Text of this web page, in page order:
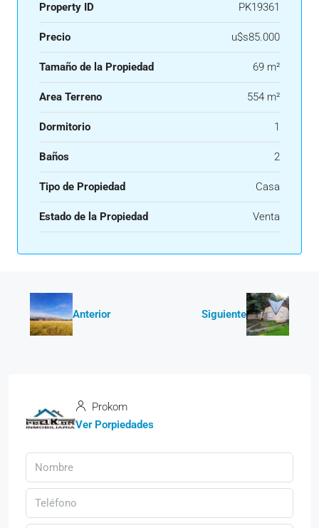
Property ID PK19361
Precio u$s85.000
Tamaño de la Propiedad 69 m²
Area Terreno 554 m²
Dormitorio 1
Baños 2
Tipo de Propiedad Casa
Estado de la Propiedad Venta
Anterior Siguiente
Prokom
Ver Porpiedades